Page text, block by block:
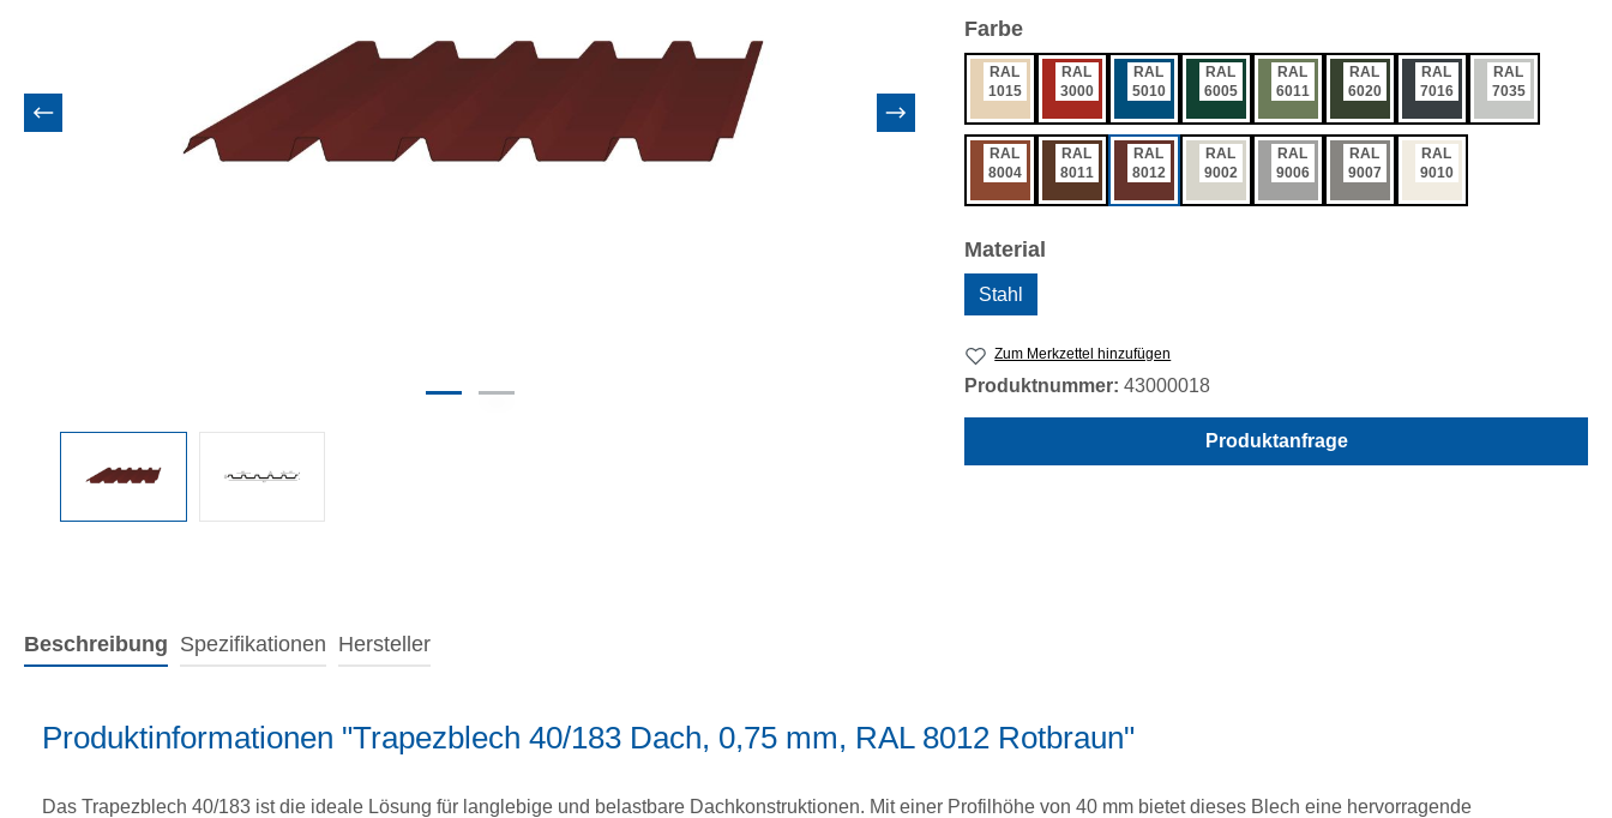
Farbeauswählen
RAL
1015
RAL
3000
RAL
5010
RAL
6005
RAL
6011
RAL
6020
RAL
7016
RAL
7035
RAL
8004
RAL
8011
RAL
8012
RAL
9002
RAL
9006
RAL
9007
RAL
9010
Material
Stahl
Zum Merkzettel hinzufügen
Produktnummer: 43000018
Produktanfrage
Beschreibung Spezifikationen Hersteller
Produktinformationen "Trapezblech 40/183 Dach, 0,75 mm, RAL 8012 Rotbraun"
Das Trapezblech 40/183 ist die ideale Lösung für langlebige und belastbare Dachkonstruktionen. Mit einer Profilhöhe von 40 mm bietet dieses Blech eine hervorragende